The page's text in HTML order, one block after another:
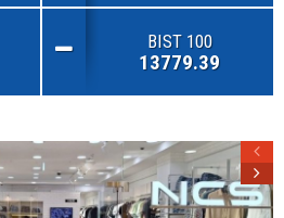
BIST 100
13779.39